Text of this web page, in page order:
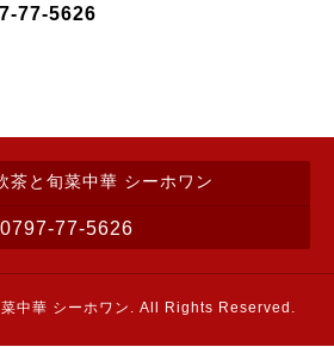
77-5626
茶と旬菜中華 シーホワン
0797-77-5626
中華 シーホワン . All Rights Reserved.